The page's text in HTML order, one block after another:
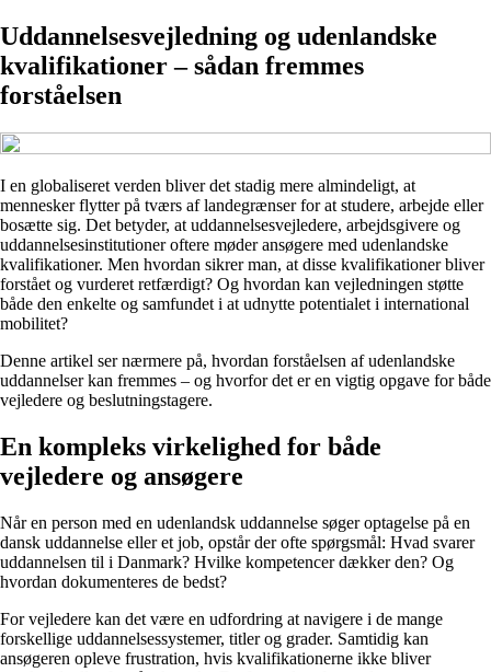
Uddannelsesvejledning og udenlandske
kvalifikationer – sådan fremmes
forståelsen
I en globaliseret verden bliver det stadig mere almindeligt, at
mennesker flytter på tværs af landegrænser for at studere, arbejde eller
bosætte sig. Det betyder, at uddannelsesvejledere, arbejdsgivere og
uddannelsesinstitutioner oftere møder ansøgere med udenlandske
kvalifikationer. Men hvordan sikrer man, at disse kvalifikationer bliver
forstået og vurderet retfærdigt? Og hvordan kan vejledningen støtte
både den enkelte og samfundet i at udnytte potentialet i international
mobilitet?
Denne artikel ser nærmere på, hvordan forståelsen af udenlandske
uddannelser kan fremmes – og hvorfor det er en vigtig opgave for både
vejledere og beslutningstagere.
En kompleks virkelighed for både
vejledere og ansøgere
Når en person med en udenlandsk uddannelse søger optagelse på en
dansk uddannelse eller et job, opstår der ofte spørgsmål: Hvad svarer
uddannelsen til i Danmark? Hvilke kompetencer dækker den? Og
hvordan dokumenteres de bedst?
For vejledere kan det være en udfordring at navigere i de mange
forskellige uddannelsessystemer, titler og grader. Samtidig kan
ansøgeren opleve frustration, hvis kvalifikationerne ikke bliver